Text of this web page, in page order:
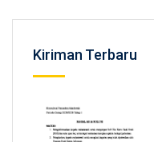
Kiriman Terbaru